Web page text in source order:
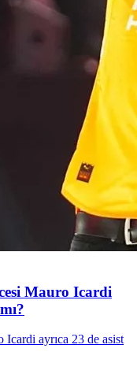
Mauro Icardi
ayrıca 23 de asist